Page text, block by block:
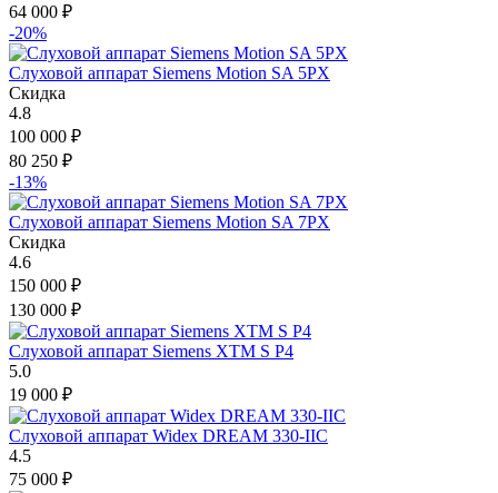
64 000 ₽
-20%
Слуховой аппарат Siemens Motion SA 5PX
Скидка
4.8
100 000 ₽
80 250 ₽
-13%
Слуховой аппарат Siemens Motion SA 7PX
Скидка
4.6
150 000 ₽
130 000 ₽
Слуховой аппарат Siemens XTM S P4
5.0
19 000 ₽
Слуховой аппарат Widex DREAM 330-IIC
4.5
75 000 ₽